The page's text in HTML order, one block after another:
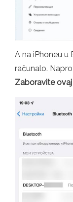
A na iPhoneu
računalo.
Zaboravite